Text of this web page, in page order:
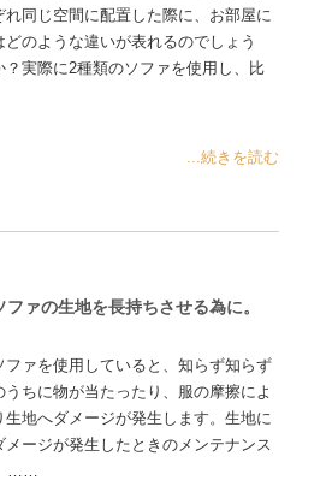
れ同じ空間に配置した際に、お部屋に
どのような違いが表れるのでしょう
？実際に2種類のソファを使用し、比
...続きを読む
ファの生地を長持ちさせる為に。
ファを使用していると、知らず知らず
うちに物が当たったり、服の摩擦によ
生地へダメージが発生します。生地に
メージが発生したときのメンテナンス
……